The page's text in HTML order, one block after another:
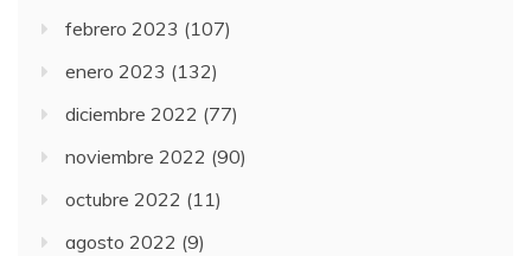
febrero 2023 (107)
enero 2023 (132)
diciembre 2022 (77)
noviembre 2022 (90)
octubre 2022 (11)
agosto 2022 (9)